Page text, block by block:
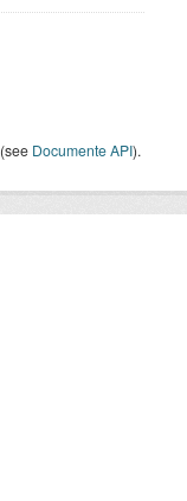
(see Documente API).